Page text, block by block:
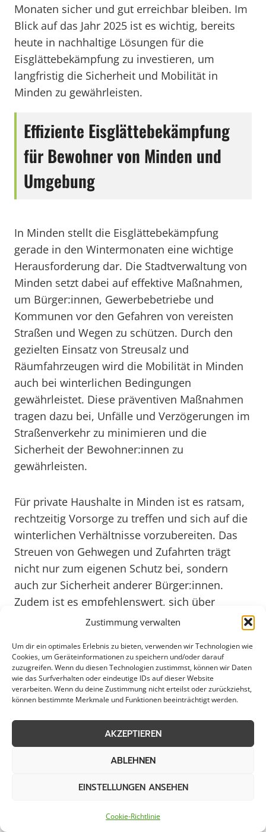
Zustimmung verwalten
Um dir ein optimales Erlebnis zu bieten, verwenden wir Technologien wie
Cookies, um Geräteinformationen zu speichern und/oder darauf
zuzugreifen. Wenn du diesen Technologien zustimmst, können wir Daten
wie das Surfverhalten oder eindeutige IDs auf dieser Website
verarbeiten. Wenn du deine Zustimmung nicht erteilst oder zurückziehst,
können bestimmte Merkmale und Funktionen beeinträchtigt werden.
AKZEPTIEREN
ABLEHNEN
EINSTELLUNGEN ANSEHEN
Cookie-Richtlinie
Monaten sicher und gut erreichbar bleiben. Im
Blick auf das Jahr 2025 ist es wichtig, bereits
heute in nachhaltige Lösungen für die
Eisglättebekämpfung zu investieren, um
langfristig die Sicherheit und Mobilität in
Minden zu gewährleisten.
Effiziente Eisglättebekämpfung
für Bewohner von Minden und
Umgebung
In Minden stellt die Eisglättebekämpfung
gerade in den Wintermonaten eine wichtige
Herausforderung dar. Die Stadtverwaltung von
Minden setzt dabei auf effektive Maßnahmen,
um Bürger:innen, Gewerbebetriebe und
Kommunen vor den Gefahren von vereisten
Straßen und Wegen zu schützen. Durch den
gezielten Einsatz von Streusalz und
Räumfahrzeugen wird die Mobilität in Minden
auch bei winterlichen Bedingungen
gewährleistet. Diese präventiven Maßnahmen
tragen dazu bei, Unfälle und Verzögerungen im
Straßenverkehr zu minimieren und die
Sicherheit der Bewohner:innen zu
gewährleisten.
Für private Haushalte in Minden ist es ratsam,
rechtzeitig Vorsorge zu treffen und sich auf die
winterlichen Verhältnisse vorzubereiten. Das
Streuen von Gehwegen und Zufahrten trägt
nicht nur zum eigenen Schutz bei, sondern
auch zur Sicherheit anderer Bürger:innen.
Zudem ist es empfehlenswert, sich über
aktuelle Warnungen und Empfehlungen der
um gut informiert zu sein und angemessen
reagieren zu können. Durch eine
verantwortungsvolle Handhabung im Umgang
mit Eisglätte leistet jeder Einzelne einen Beitrag
zur Sicherheit und Leichtigkeit des
Winterverkehrs in Minden. Im Sinne einer
gemeinschaftlichen Verantwortung gilt es, sich
solidarisch zu zeigen und gemeinsam für eine
sichere und gut geräumte Stadt zu sorgen.